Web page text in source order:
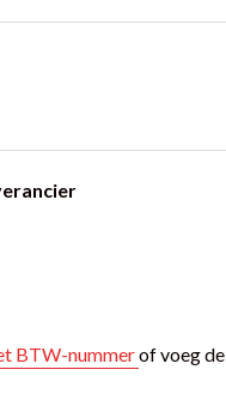
BTW-nummerof voeg de